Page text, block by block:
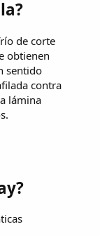
de corte
obtienen
sentido
contra
lámina